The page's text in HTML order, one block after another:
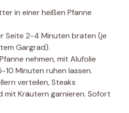
in einer heißen Pfanne
Seite 2-4 Minuten braten (je
Gargrad).
nehmen, mit Alufolie
10 Minuten ruhen lassen.
verteilen, Steaks
mit Kräutern garnieren. Sofort